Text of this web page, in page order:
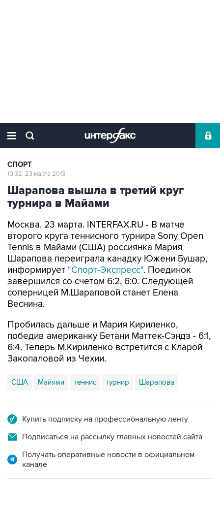
СПОРТ
10:32, 23 марта 2013
Шарапова вышла в третий круг
турнира в Майами
Москва. 23 марта. INTERFAX.RU - В матче
второго круга теннисного турнира Sony Open
Tennis в Майами (США) россиянка Мария
Шарапова переиграла канадку Южени Бушар,
информирует "Спорт-Экспресс". Поединок
завершился со счетом 6:2, 6:0. Следующей
соперницей М.Шараповой станет Елена
Веснина.
Пробилась дальше и Мария Кириленко,
победив американку Бетани Маттек-Сэндз - 6:1,
6:4. Теперь М.Кириленко встретится с Кларой
Закопаловой из Чехии.
США Майями теннис турнир Шарапова
Купить подписку на профессиональную ленту
Подписаться на рассылку главных новостей сайта
Получать оперативные новости в официальном
канале